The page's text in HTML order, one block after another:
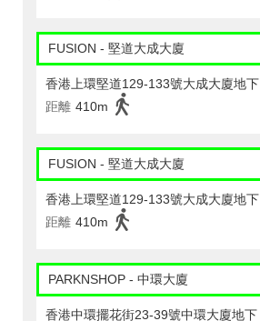
FUSION - 堅道大成大廈
香港上環堅道129-133號大成大廈地下
距離 410m
FUSION - 堅道大成大廈
香港上環堅道129-133號大成大廈地下
距離 410m
PARKNSHOP - 中環大廈
香港中環擺花街23-39號中環大廈地下